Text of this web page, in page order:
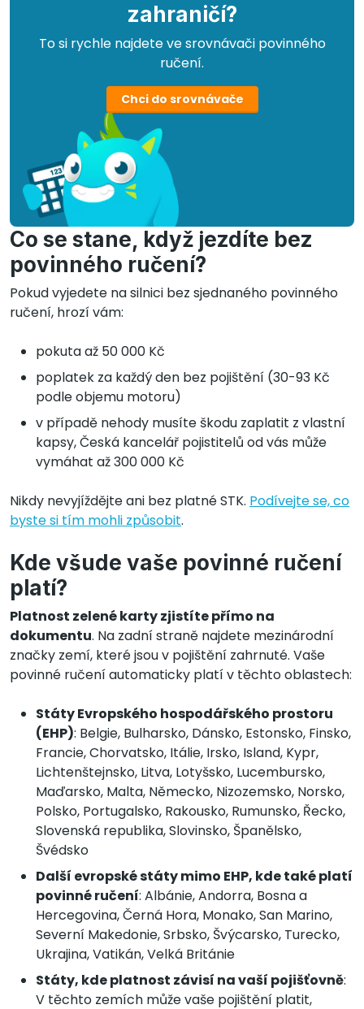
zahraničí?
To si rychle najdete ve srovnávači povinného
ručení.
Chci do srovnávače
Co se stane, když jezdíte bez
povinného ručení?
Pokud vyjedete na silnici bez sjednaného povinného
ručení, hrozí vám:
pokuta až 50 000 Kč
poplatek za každý den bez pojištění (30-93 Kč
podle objemu motoru)
v případě nehody musíte škodu zaplatit z vlastní
kapsy, Česká kancelář pojistitelů od vás může
vymáhat až 300 000 Kč
Nikdy nevyjíždějte ani bez platné STK. Podívejte se, co
byste si tím mohli způsobit.
Kde všude vaše povinné ručení
platí?
Platnost zelené karty zjistíte přímo na
dokumentu. Na zadní straně najdete mezinárodní
značky zemí, které jsou v pojištění zahrnuté. Vaše
povinné ručení automaticky platí v těchto oblastech:
Státy Evropského hospodářského prostoru
(EHP): Belgie, Bulharsko, Dánsko, Estonsko, Finsko,
Francie, Chorvatsko, Itálie, Irsko, Island, Kypr,
Lichtenštejnsko, Litva, Lotyšsko, Lucembursko,
Maďarsko, Malta, Německo, Nizozemsko, Norsko,
Polsko, Portugalsko, Rakousko, Rumunsko, Řecko,
Slovenská republika, Slovinsko, Španělsko,
Švédsko
Další evropské státy mimo EHP, kde také platí
povinné ručení: Albánie, Andorra, Bosna a
Hercegovina, Černá Hora, Monako, San Marino,
Severní Makedonie, Srbsko, Švýcarsko, Turecko,
Ukrajina, Vatikán, Velká Británie
Státy, kde platnost závisí na vaší pojišťovně:
V těchto zemích může vaše pojištění platit,